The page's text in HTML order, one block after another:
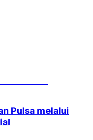
Pulsa melalui